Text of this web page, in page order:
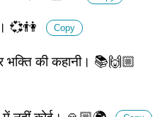
💞👫 Copy
भक्ति की कहानी। 📚🙌🏼